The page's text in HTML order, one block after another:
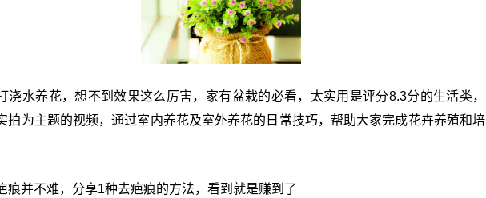
浇水养花，想不到效果这么厉害，家有盆栽的必看，太实用是评分8.3分的生活类，
拍为主题的视频，通过室内养花及室外养花的日常技巧，帮助大家完成花卉养殖和培
痕并不难，分享1种去疤痕的方法，看到就是赚到了